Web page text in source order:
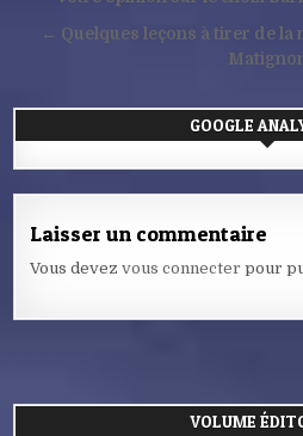
de← Quelques leçons à tirer de la
GOOGLE
Laisser un commentaire
Vous devezvous connecter pour
VOLUME